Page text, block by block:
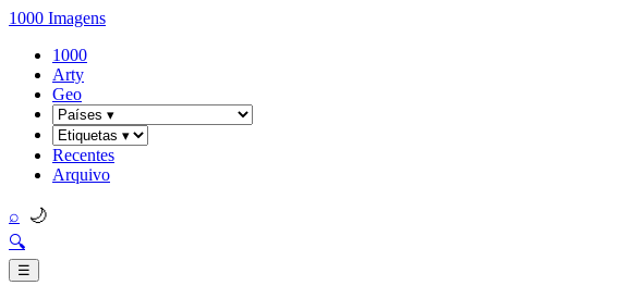
1000 Imagens
1000
Arty
Geo
Recentes
Arquivo
⌕ 🌙
🔍
☰